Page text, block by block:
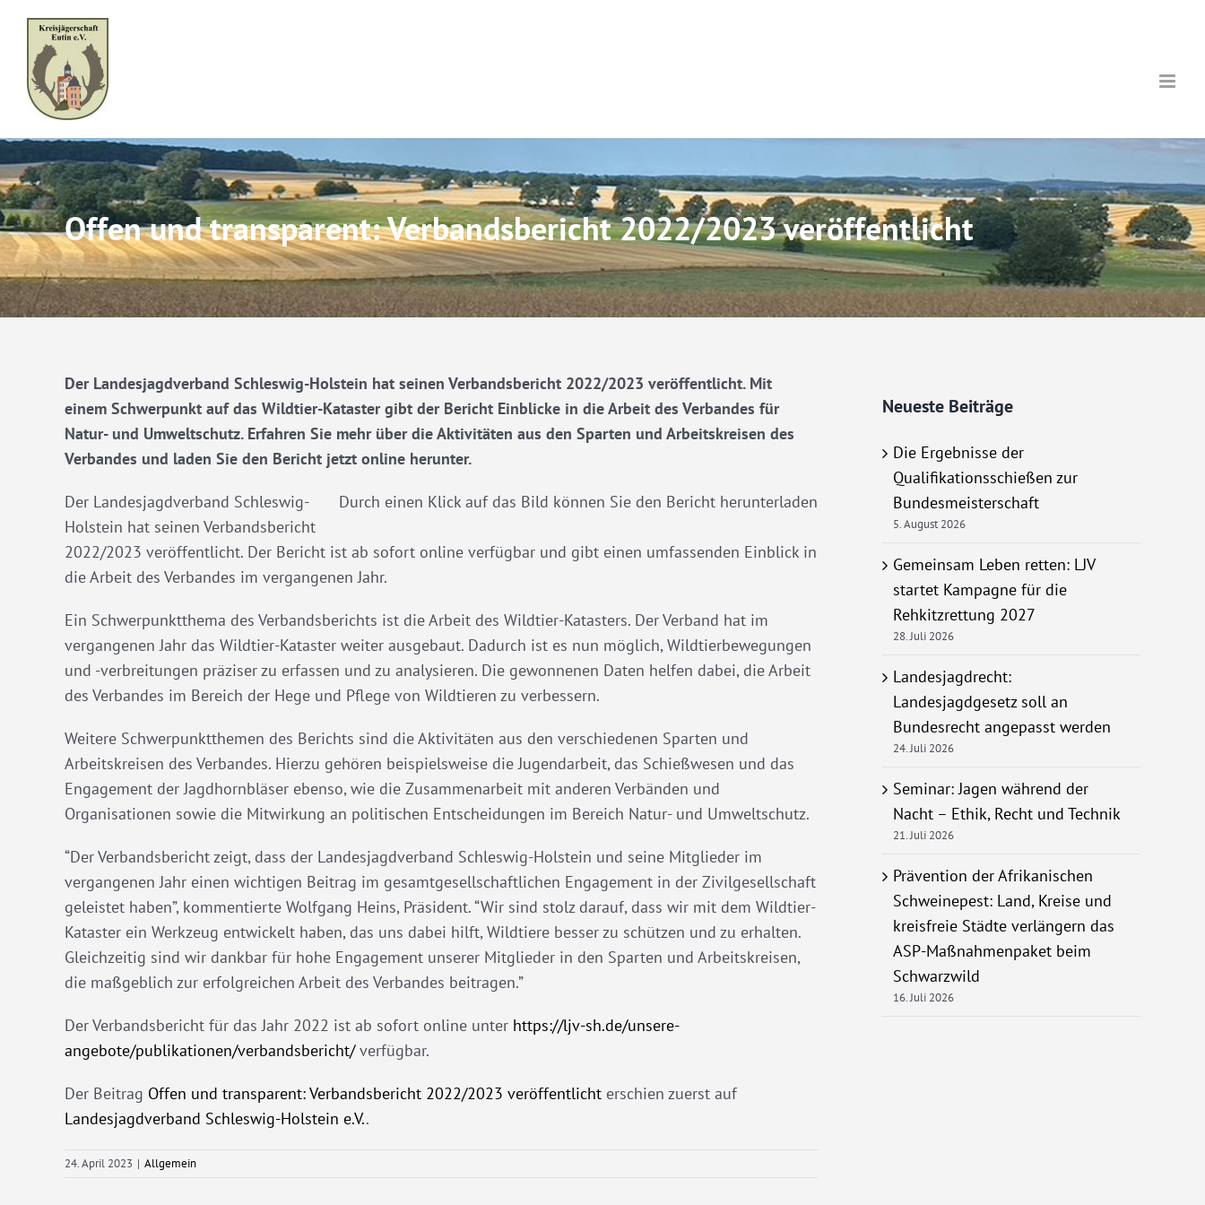
content
Offen und transparent: Verbandsbericht 2022/2023 veröffentlicht
Der Landesjagdverband Schleswig-Holstein hat seinen Verbandsbericht 2022/2023 veröffentlicht. Mit
einem Schwerpunkt auf das Wildtier-Kataster gibt der Bericht Einblicke in die Arbeit des Verbandes für
Natur- und Umweltschutz. Erfahren Sie mehr über die Aktivitäten aus den Sparten und Arbeitskreisen des
Verbandes und laden Sie den Bericht jetzt online herunter.
Durch einen Klick auf das Bild können Sie den Bericht herunterladen
Der Landesjagdverband Schleswig-
Holstein hat seinen Verbandsbericht
2022/2023 veröffentlicht. Der Bericht ist ab sofort online verfügbar und gibt einen umfassenden Einblick in
die Arbeit des Verbandes im vergangenen Jahr.
Ein Schwerpunktthema des Verbandsberichts ist die Arbeit des Wildtier-Katasters. Der Verband hat im
vergangenen Jahr das Wildtier-Kataster weiter ausgebaut. Dadurch ist es nun möglich, Wildtierbewegungen
und -verbreitungen präziser zu erfassen und zu analysieren. Die gewonnenen Daten helfen dabei, die Arbeit
des Verbandes im Bereich der Hege und Pflege von Wildtieren zu verbessern.
Weitere Schwerpunktthemen des Berichts sind die Aktivitäten aus den verschiedenen Sparten und
Arbeitskreisen des Verbandes. Hierzu gehören beispielsweise die Jugendarbeit, das Schießwesen und das
Engagement der Jagdhornbläser ebenso, wie die Zusammenarbeit mit anderen Verbänden und
Organisationen sowie die Mitwirkung an politischen Entscheidungen im Bereich Natur- und Umweltschutz.
“Der Verbandsbericht zeigt, dass der Landesjagdverband Schleswig-Holstein und seine Mitglieder im
vergangenen Jahr einen wichtigen Beitrag im gesamtgesellschaftlichen Engagement in der Zivilgesellschaft
geleistet haben”, kommentierte Wolfgang Heins, Präsident. “Wir sind stolz darauf, dass wir mit dem Wildtier-
Kataster ein Werkzeug entwickelt haben, das uns dabei hilft, Wildtiere besser zu schützen und zu erhalten.
Gleichzeitig sind wir dankbar für hohe Engagement unserer Mitglieder in den Sparten und Arbeitskreisen,
die maßgeblich zur erfolgreichen Arbeit des Verbandes beitragen.”
Der Verbandsbericht für das Jahr 2022 ist ab sofort online unter https://ljv-sh.de/unsere-
angebote/publikationen/verbandsbericht/verfügbar.
Der Beitrag Offen und transparent: Verbandsbericht 2022/2023 veröffentlicht erschien zuerst auf
Landesjagdverband Schleswig-Holstein e.V..
24. April 2023 | Allgemein
Neueste Beiträge
Die Ergebnisse der
Qualifikationsschießen zur
Bundesmeisterschaft
5. August 2026
Gemeinsam Leben retten: LJV
startet Kampagne für die
Rehkitzrettung 2027
28. Juli 2026
Landesjagdrecht:
Landesjagdgesetz soll an
Bundesrecht angepasst werden
24. Juli 2026
Seminar: Jagen während der
Nacht – Ethik, Recht und Technik
21. Juli 2026
Prävention der Afrikanischen
Schweinepest: Land, Kreise und
kreisfreie Städte verlängern das
ASP-Maßnahmenpaket beim
Schwarzwild
16. Juli 2026